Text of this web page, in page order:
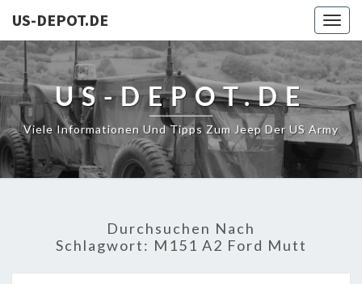
US-DEPOT.DE
US-DEPOT.DE
Viele Informationen Und Tipps Zum Jeep Der US Army
Durchsuchen Nach
Schlagwort: M151 A2 Ford Mutt